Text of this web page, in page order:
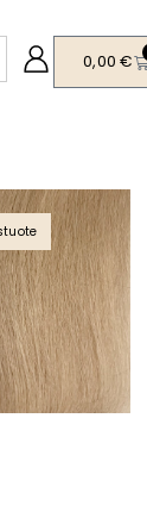
0,00€